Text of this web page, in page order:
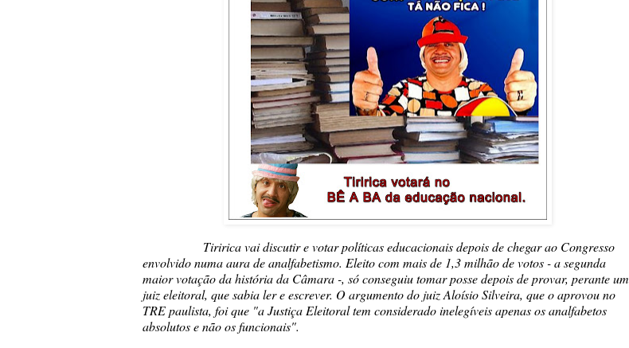
Tiririca vai discutir e votar políticas educacionais depois de chegar ao Congresso
envolvido numa aura de analfabetismo. Eleito com mais de 1,3 milhão de votos - a segunda
maior votação da história da Câmara -, só conseguiu tomar posse depois de provar, perante um
juiz eleitoral, que sabia ler e escrever. O argumento do juiz Aloísio Silveira, que o aprovou no
TRE paulista, foi que "a Justiça Eleitoral tem considerado inelegíveis apenas os analfabetos
absolutos e não os funcionais".